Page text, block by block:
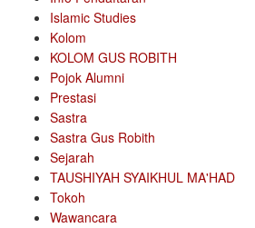
Islamic Studies
Kolom
KOLOM GUS ROBITH
Pojok Alumni
Prestasi
Sastra
Sastra Gus Robith
Sejarah
TAUSHIYAH SYAIKHUL MA'HAD
Tokoh
Wawancara